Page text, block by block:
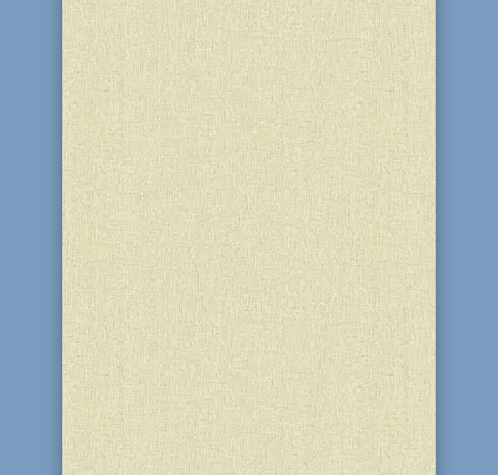
«Мы обязаны соблюдать заповедь о
благотворительности более других
предписаний Торы, ибо
благотворительность есть
отличительный признак праведных
потомков праотца Авраама. Лишь
благотворительностью установится
трон Израиля и истинная вера»....